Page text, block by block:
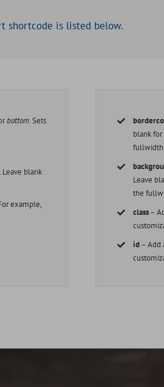
shortcode is listed below.
bottom. Sets
Leave blank
example,
blank
fullwidth
Leave
the
class–
id– Add